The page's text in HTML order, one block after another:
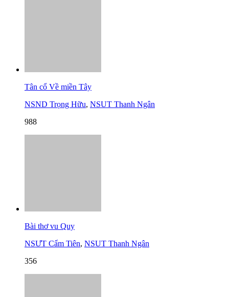
Tân cổ Về miền Tây
NSND Trọng Hữu, NSUT Thanh Ngân
988
Bài thơ vu Quy
NSƯT Cẩm Tiên, NSUT Thanh Ngân
356